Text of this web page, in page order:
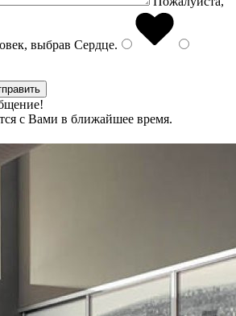
выбрав Сердце.
с Вами в ближайшее время.